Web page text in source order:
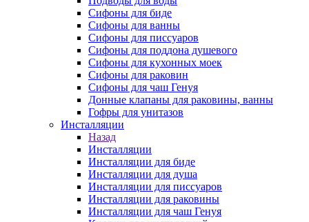
Сифоны для биде
Сифоны для ванны
Сифоны для писсуаров
Сифоны для поддона душевого
Сифоны для кухонных моек
Сифоны для раковин
Сифоны для чаш Генуя
Донные клапаны для раковины, ванны
Гофры для унитазов
Инсталляции
Назад
Инсталляции
Инсталляции для биде
Инсталляции для душа
Инсталляции для писсуаров
Инсталляции для раковины
Инсталляции для чаш Генуя